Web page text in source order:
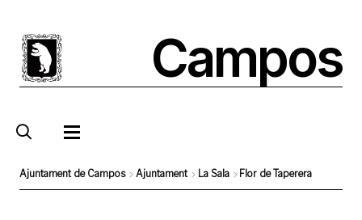
main
content
Campos
Ajuntament de Campos Ajuntament La Sala Flor de Taperera